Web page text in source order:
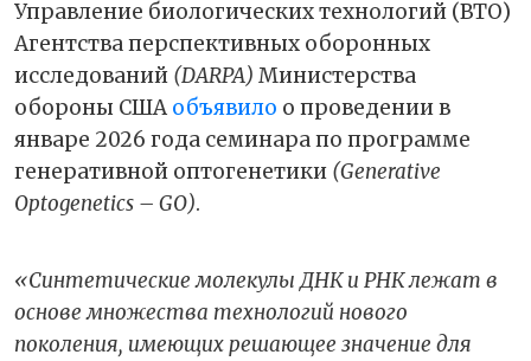
Управление биологических технологий (BTO)
Агентства перспективных оборонных
исследований (DARPA) Министерства
обороны США объявило о проведении в
январе 2026 года семинара по программе
генеративной оптогенетики (Generative
Optogenetics – GO).
«Синтетические молекулы ДНК и РНК лежат в
основе множества технологий нового
поколения, имеющих решающее значение для